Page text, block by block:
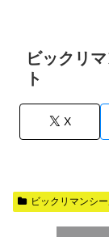
ビックリ
ト
X
ビックリマンシ